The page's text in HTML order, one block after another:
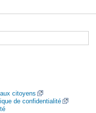
citoyens
de confidentialité